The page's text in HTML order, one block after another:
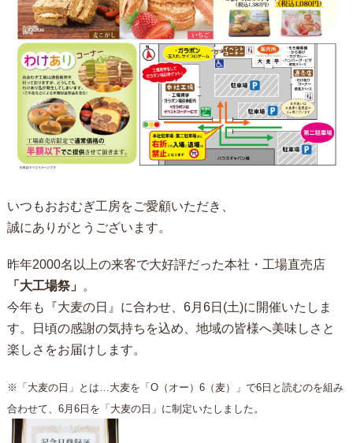
いつもおおむぎ工房をご愛顧いただき、
誠にありがとうございます。
昨年2000名以上の来客で大好評だった本社・工場直売店
「大工場祭」 。
今年も『大麦の日』に合わせ、6月6日(土)に開催いたしま
す。日頃の感謝の気持ちを込め、地域の皆様へ美味しさと
楽しさをお届けします。
※「大麦の日」とは…大麦を「O（オー）6（麦）」で6日と読むのを組み
合わせて、6月6日を「大麦の日」に制定いたしました。